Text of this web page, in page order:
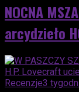
NOCNA
arcydzieło
Recenzje3